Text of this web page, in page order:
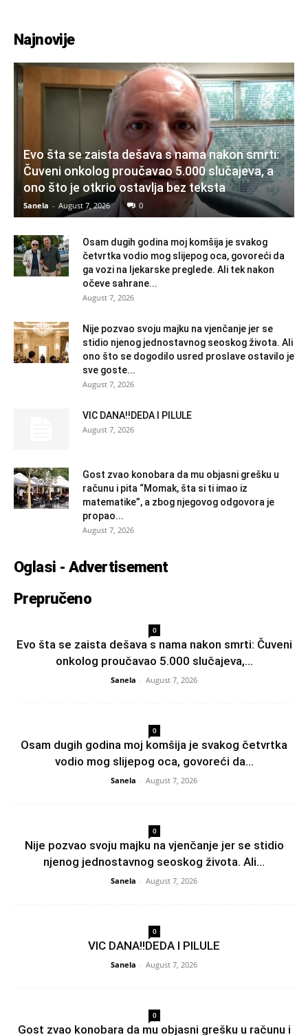
Najnovije
Evo šta se zaista dešava s nama nakon smrti:
Čuveni onkolog proučavao 5.000 slučajeva, a
ono što je otkrio ostavlja bez teksta
Sanela - August 7, 2026 0
Osam dugih godina moj komšija je svakog
četvrtka vodio mog slijepog oca, govoreći da
ga vozi na ljekarske preglede. Ali tek nakon
očeve sahrane...
August 7, 2026
Nije pozvao svoju majku na vjenčanje jer se
stidio njenog jednostavnog seoskog života. Ali
ono što se dogodilo usred proslave ostavilo je
sve goste...
August 7, 2026
VIC DANA!!DEDA I PILULE
August 7, 2026
Gost zvao konobara da mu objasni grešku u
računu i pita “Momak, šta si ti imao iz
matematike”, a zbog njegovog odgovora je
propao...
August 7, 2026
Oglasi - Advertisement
Prepručeno
0
Evo šta se zaista dešava s nama nakon smrti: Čuveni
onkolog proučavao 5.000 slučajeva,...
Sanela - August 7, 2026
0
Osam dugih godina moj komšija je svakog četvrtka
vodio mog slijepog oca, govoreći da...
Sanela - August 7, 2026
0
Nije pozvao svoju majku na vjenčanje jer se stidio
njenog jednostavnog seoskog života. Ali...
Sanela - August 7, 2026
0
VIC DANA!!DEDA I PILULE
Sanela - August 7, 2026
0
Gost zvao konobara da mu objasni grešku u računu i